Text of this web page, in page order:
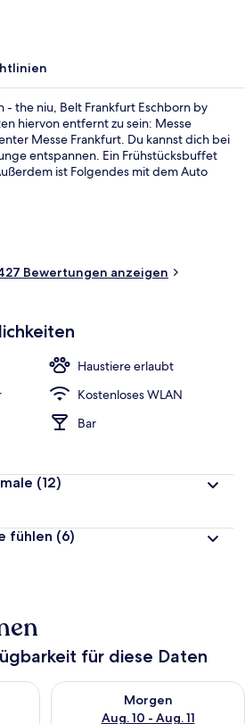
- the niu, Belt Frankfurt Eschborn by
hiervon entfernt zu sein: Messe
Messe Frankfurt. Du kannst dich bei
entspannen. Ein Frühstücksbuffet
ist Folgendes mit dem Auto
Gutes über das hilfsbereite Personal zu
Bewertungen anzeigen
Haustiere erlaubt
Kostenloses WLAN
Bar
(12)
fühlen (6)
für diese Daten
für heute Nacht, Aug. 9 - Aug.
Morgen
Aug. 10 - Aug. 11
Überprüfe die Verfügbarkeit